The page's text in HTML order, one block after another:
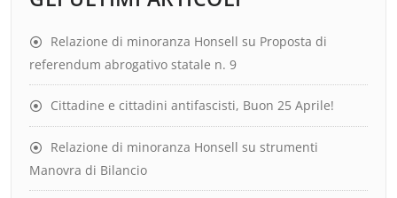
Relazione di minoranza Honsell su Proposta di
referendum abrogativo statale n. 9
Cittadine e cittadini antifascisti, Buon 25 Aprile!
Relazione di minoranza Honsell su strumenti
Manovra di Bilancio